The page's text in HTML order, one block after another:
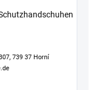
739 37 Horní